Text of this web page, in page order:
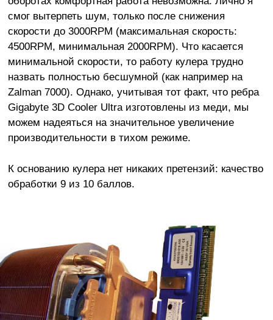
смог вытерпеть шум, только после снижения
скорости до 3000RPM (максимальная скорость:
4500RPM, минимальная 2000RPM). Что касается
минимальной скорости, то работу кулера трудно
назвать полностью бесшумной (как например на
Zalman 7000). Однако, учитывая тот факт, что ребра
Gigabyte 3D Cooler Ultra изготовлены из меди, мы
можем надеяться на значительное увеличение
производительности в тихом режиме.
К основанию кулера нет никаких претензий: качество
обработки 9 из 10 баллов.